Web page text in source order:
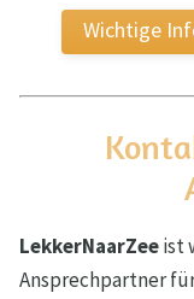
Wichtige
LekkerNaarZeeist
Ansprechpartner